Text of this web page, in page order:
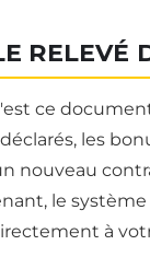
RELEVÉ
ce
les
nouveau
le
à